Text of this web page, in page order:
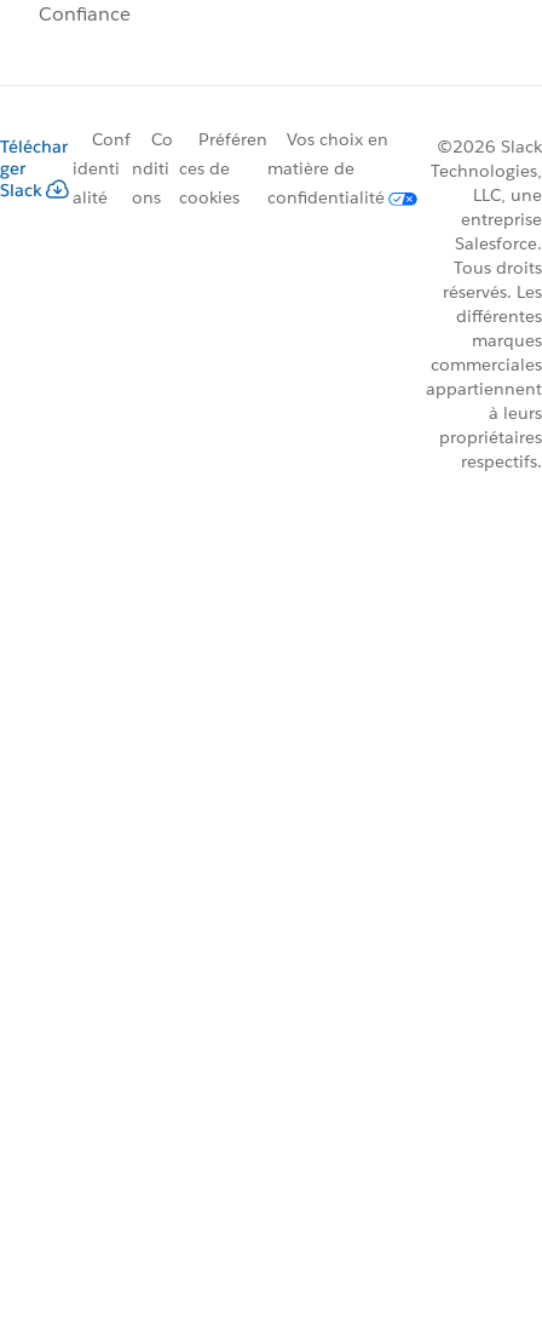
Confiance
Téléchar
ger
Slack
Conf
identi
alité
Co
nditi
ons
Préféren
ces de
cookies
Vos choix en
matière de
confidentialité
©2026 Slack
Technologies,
LLC, une
entreprise
Salesforce.
Tous droits
réservés. Les
différentes
marques
commerciales
appartiennent
à leurs
propriétaires
respectifs.